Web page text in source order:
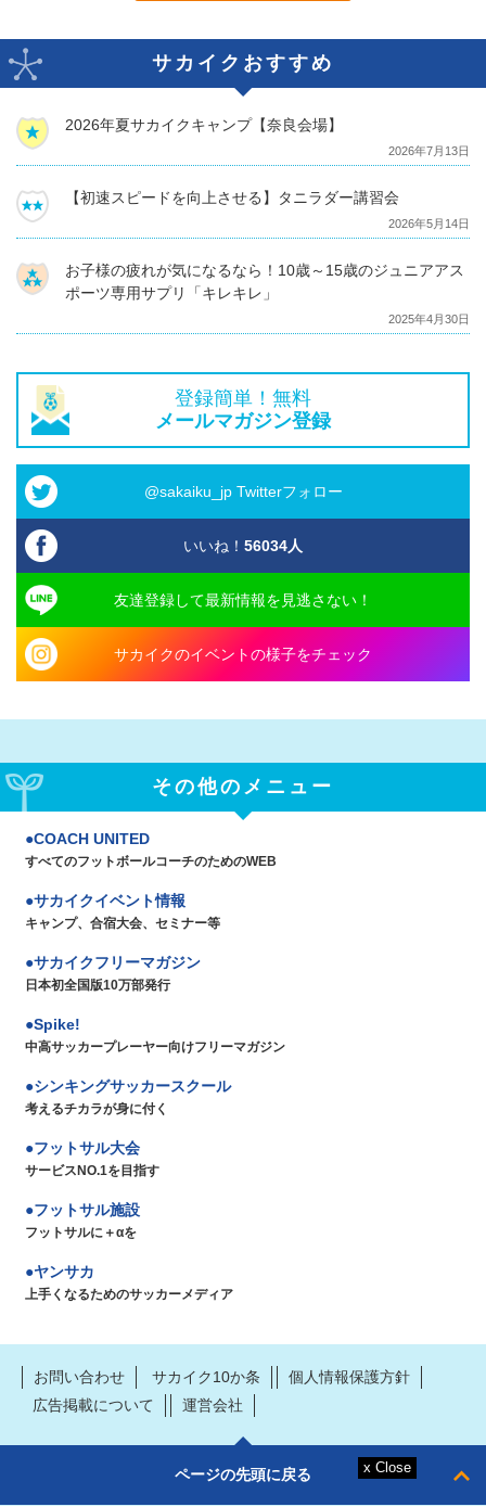
サカイクおすすめ
2026年夏サカイクキャンプ【奈良会場】
2026年7月13日
【初速スピードを向上させる】タニラダー講習会
2026年5月14日
お子様の疲れが気になるなら！10歳～15歳のジュニアアス
ポーツ専用サプリ「キレキレ」
2025年4月30日
登録簡単！無料
メールマガジン登録
@sakaiku_jp Twitterフォロー
いいね！ 56034人
友達登録して最新情報を見逃さない！
サカイクのイベントの様子をチェック
その他のメニュー
COACH UNITED
すべてのフットボールコーチのためのWEB
サカイクイベント情報
キャンプ、合宿大会、セミナー等
サカイクフリーマガジン
日本初全国版10万部発行
Spike!
中高サッカープレーヤー向けフリーマガジン
シンキングサッカースクール
考えるチカラが身に付く
フットサル大会
サービスNO.1を目指す
フットサル施設
フットサルに＋αを
ヤンサカ
上手くなるためのサッカーメディア
お問い合わせ サカイク10か条
個人情報保護方針
広告掲載について
運営会社
ページの先頭に戻る